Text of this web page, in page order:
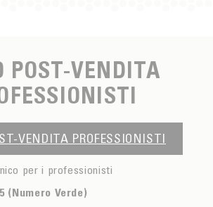
POST-VENDITA
VENDITA PROFESSIONISTI
per i professionisti
(Numero Verde)